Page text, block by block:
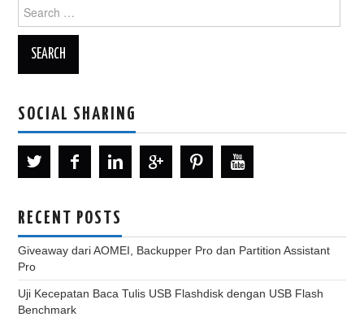
for:
SOCIAL SHARING
RECENT POSTS
Giveaway dari AOMEI, Backupper Pro dan Partition Assistant
Pro
Uji Kecepatan Baca Tulis USB Flashdisk dengan USB Flash
Benchmark